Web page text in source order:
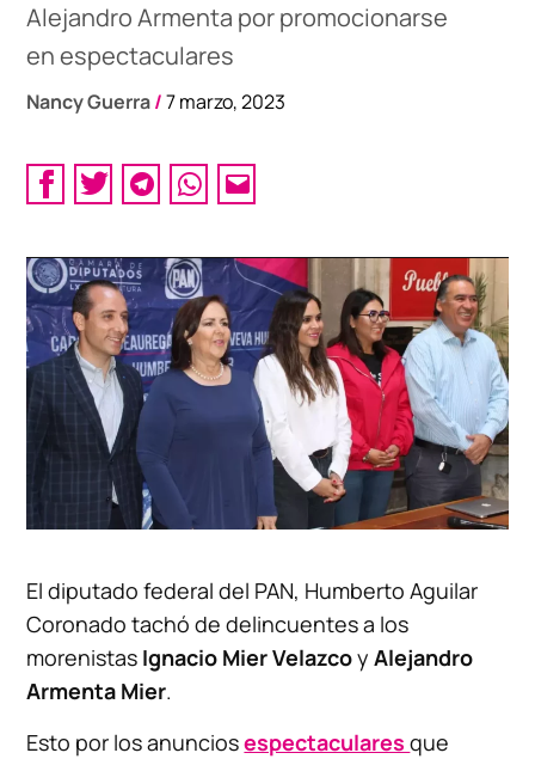
Alejandro Armenta por promocionarse
en espectaculares
Nancy Guerra/ 7 marzo, 2023
El diputado federal del PAN, Humberto Aguilar
Coronado tachó de delincuentes a los
morenistas Ignacio Mier VelazcoyAlejandro
Armenta Mier.
Esto por los anunciosespectacularesque